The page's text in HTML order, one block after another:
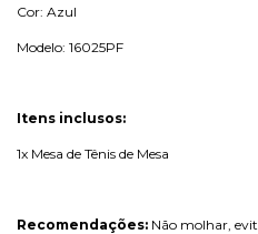
Cor: Azul
Modelo: 16025PF
Itens inclusos:
1x Mesa de Tênis de Mesa
Recomendações: Não molhar,